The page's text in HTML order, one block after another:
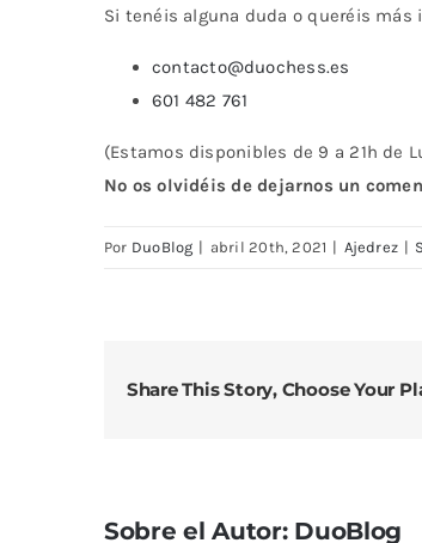
Si tenéis alguna duda o queréis
contacto@duochess.es
601 482 761
(Estamos disponibles de 9 a 21h de
No os olvidéis de dejarnos un
Por DuoBlog | abril 20th, 2021 | Ajedrez |
Share This Story, Choose Your
Sobre el Autor: DuoBlog